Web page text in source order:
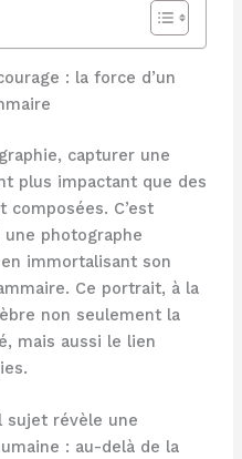
: la force d’un
capturer une
plus impactant que des
C’est
une photographe
immortalisant son
Ce portrait, à la
non seulement la
mais aussi le lien
sujet révèle une
: au-delà de la